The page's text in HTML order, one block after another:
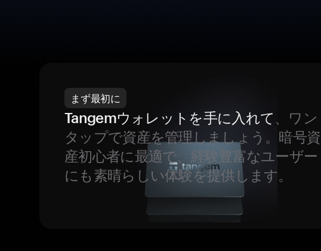
まず最初に
Tangemウォレットを手に入れて、ワン
タップで資産を管理しましょう。暗号資
産初心者に最適で、経験豊富なユーザー
にも素晴らしい体験を提供します。